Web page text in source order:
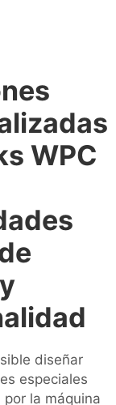
WPC
diseñar
especiales
la máquina